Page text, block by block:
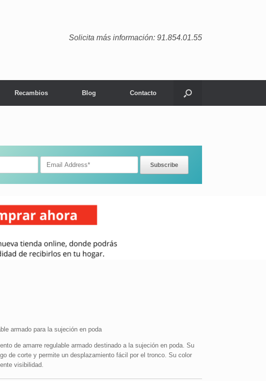
Solicita más información: 91.854.01.55
Recambios Blog Contacto
armado para la sujeción en poda
de amarre regulable armado destinado a la sujeción en poda. Su
de corte y permite un desplazamiento fácil por el tronco. Su color
visibilidad.